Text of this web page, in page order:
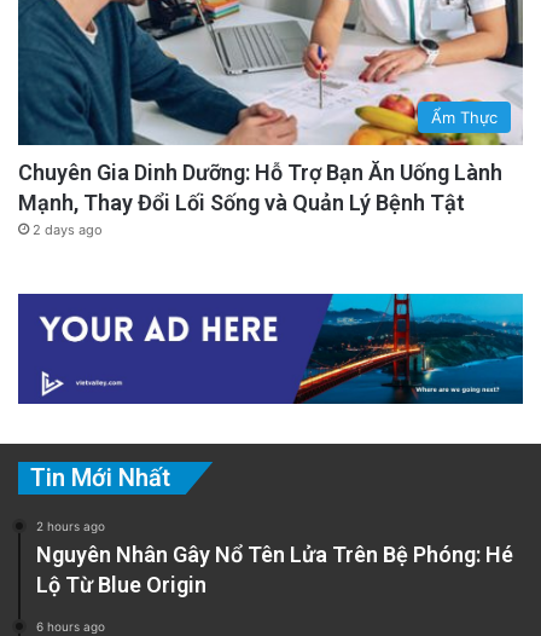
Ẩm Thực
Chuyên Gia Dinh Dưỡng: Hỗ Trợ Bạn Ăn Uống Lành
Mạnh, Thay Đổi Lối Sống và Quản Lý Bệnh Tật
2 days ago
Tin Mới Nhất
2 hours ago
Nguyên Nhân Gây Nổ Tên Lửa Trên Bệ Phóng: Hé
Lộ Từ Blue Origin
6 hours ago